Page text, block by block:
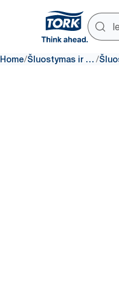
Home/ Šluostymas ir valymas /